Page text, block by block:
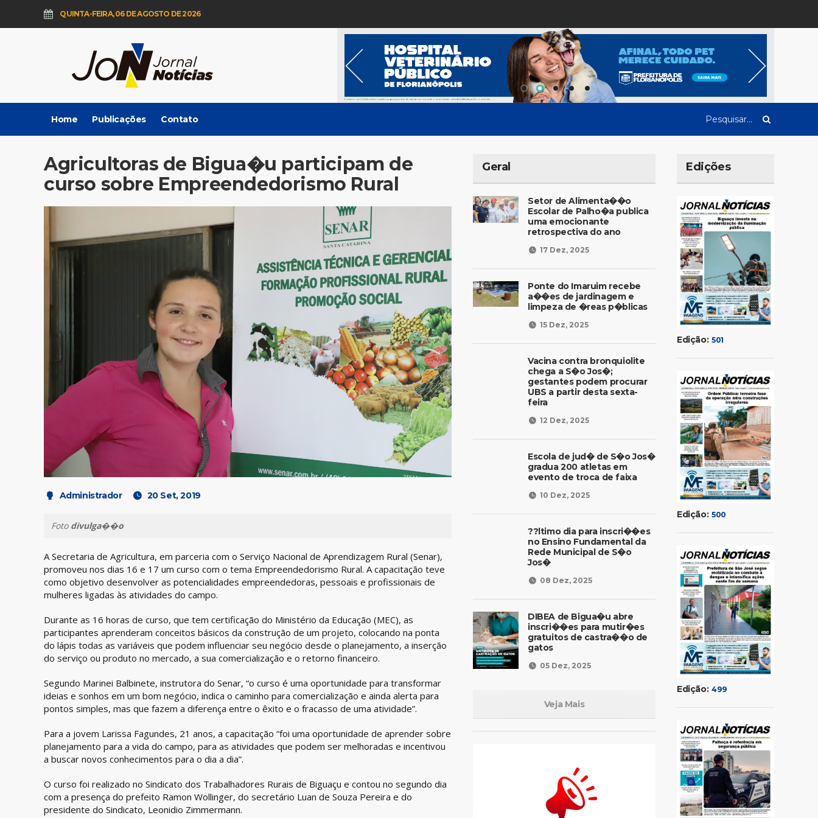
QUINTA-FEIRA, 06 DE AGOSTO DE 2026
Home Publicações Contato
Agricultoras de Bigua�u participam de
curso sobre Empreendedorismo Rural
Administrador 20 Set, 2019
Foto divulga��o
A Secretaria de Agricultura, em parceria com o Serviço Nacional de Aprendizagem Rural (Senar),
promoveu nos dias 16 e 17 um curso com o tema Empreendedorismo Rural. A capacitação teve
como objetivo desenvolver as potencialidades empreendedoras, pessoais e profissionais de
mulheres ligadas às atividades do campo.
Durante as 16 horas de curso, que tem certificação do Ministério da Educação (MEC), as
participantes aprenderam conceitos básicos da construção de um projeto, colocando na ponta
do lápis todas as variáveis que podem influenciar seu negócio desde o planejamento, a inserção
do serviço ou produto no mercado, a sua comercialização e o retorno financeiro.
Segundo Marinei Balbinete, instrutora do Senar, “o curso é uma oportunidade para transformar
ideias e sonhos em um bom negócio, indica o caminho para comercialização e ainda alerta para
pontos simples, mas que fazem a diferença entre o êxito e o fracasso de uma atividade”.
Para a jovem Larissa Fagundes, 21 anos, a capacitação “foi uma oportunidade de aprender sobre
planejamento para a vida do campo, para as atividades que podem ser melhoradas e incentivou
a buscar novos conhecimentos para o dia a dia”.
O curso foi realizado no Sindicato dos Trabalhadores Rurais de Biguaçu e contou no segundo dia
com a presença do prefeito Ramon Wollinger, do secretário Luan de Souza Pereira e do
presidente do Sindicato, Leonidio Zimmermann.
Geral
Setor de Alimenta��o
Escolar de Palho�a publica
uma emocionante
retrospectiva do ano
17 Dez, 2025
Ponte do Imaruim recebe
a��es de jardinagem e
limpeza de �reas p�blicas
15 Dez, 2025
Vacina contra bronquiolite
chega a S�o Jos�;
gestantes podem procurar
UBS a partir desta sexta-
feira
12 Dez, 2025
Escola de jud� de S�o Jos�
gradua 200 atletas em
evento de troca de faixa
10 Dez, 2025
??ltimo dia para inscri��es
no Ensino Fundamental da
Rede Municipal de S�o
Jos�
08 Dez, 2025
DIBEA de Bigua�u abre
inscri��es para mutir�es
gratuitos de castra��o de
gatos
05 Dez, 2025
Veja Mais
Edições
Edição: 501
Edição: 500
Edição: 499